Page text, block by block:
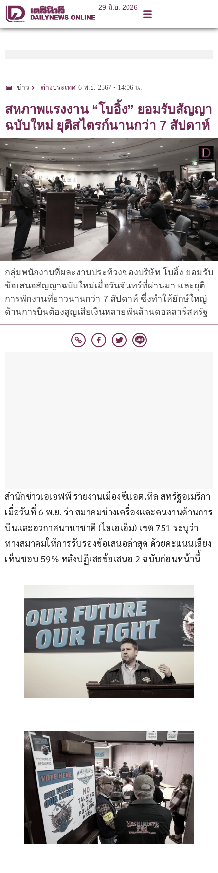
29 มิ.ย. 2026
ข่าว ต่างประเทศ 6 พ.ย. 2567 • 14:06 น.
สหภาพแรงงาน “โบอิ้ง” ยอมรับสัญญา
ฉบับใหม่ ยุติสไตรก์นานกว่า 7 สัปดาห์
กลุ่มพนักงานที่ผละงานประท้วงของบริษัท โบอิ้ง ยอมรับ
ข้อเสนอสัญญาฉบับใหม่เมื่อวันจันทร์ที่ผ่านมา และยุติ
การพักงานที่ยาวนานกว่า 7 สัปดาห์ ซึ่งทำให้ยักษ์ใหญ่
ด้านการบินต้องสูญเสียเงินหลายพันล้านดอลลาร์สหรัฐ
สำนักข่าวเอเอฟพี รายงานเมืองซีแอตเทิล สหรัฐอเมริกา
เมื่อวันที่ 6 พ.ย. ว่า สมาคมช่างเครื่องและคนงานด้านการ
บินและอวกาศนานาชาติ (ไอเอเอ็ม) เขต 751 ระบุว่า
ทางสมาคมให้การรับรองข้อเสนอล่าสุด ด้วยคะแนนเสียง
เห็นชอบ 59% หลังปฏิเสธข้อเสนอ 2 ฉบับก่อนหน้านี้